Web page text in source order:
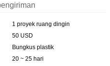
1 proyek ruang dingin
50 USD
Bungkus plastik
20 ~ 25 hari